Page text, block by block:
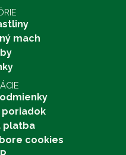
mach
poriadok
platba
cookies